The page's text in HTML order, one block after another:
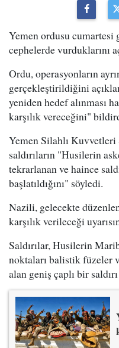
Yemen ordusu cumartesi
cephelerde vurduklarını
Ordu, operasyonların
gerçekleştirildiğini
yeniden hedef alınması
karşılık vereceğini"
Yemen Silahlı
saldırıların "Husilerin
tekrarlanan ve haince
başlatıldığını" söyledi.
Nazili, gelecekte
karşılık verileceği
Saldırılar, Husilerin
noktaları balistik füzeler
alan geniş çaplı bir